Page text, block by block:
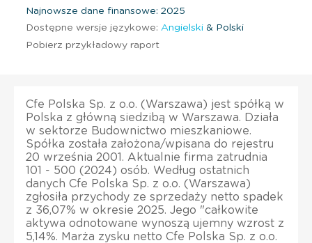
Najnowsze dane finansowe: 2025
Dostępne wersje językowe: Angielski & Polski
Pobierz przykładowy raport
Cfe Polska Sp. z o.o. (Warszawa) jest spółką w
Polska z główną siedzibą w Warszawa. Działa
w sektorze Budownictwo mieszkaniowe.
Spółka została założona/wpisana do rejestru
20 września 2001. Aktualnie firma zatrudnia
101 - 500 (2024) osób. Według ostatnich
danych Cfe Polska Sp. z o.o. (Warszawa)
zgłosiła przychody ze sprzedaży netto spadek
z 36,07% w okresie 2025. Jego "całkowite
aktywa odnotowane wynoszą ujemny wzrost z
5,14%. Marża zysku netto Cfe Polska Sp. z o.o.